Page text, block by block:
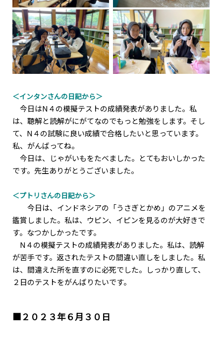
＜インタンさんの日記から＞
今日はN４の模擬テストの成績発表がありました。私
は、聴解と読解がにがてなのでもっと勉強をします。そし
て、N４の試験に良い成績で合格したいと思っています。
私、がんばってね。
今日は、じゃがいもをたべました。とてもおいしかった
です。先生ありがとうございました。
＜プトリさんの日記から＞
今日は、インドネシアの「うさぎとかめ」のアニメを
鑑賞しました。私は、ウピン、イピンを見るのが大好きで
す。なつかしかったです。
N４の模擬テストの成績発表がありました。私は、読解
が苦手です。返されたテストの間違い直しをしました。私
は、間違えた所を直すのに必死でした。しっかり直して、
２日のテストをがんばりたいです。
■２０２３年６月３０日